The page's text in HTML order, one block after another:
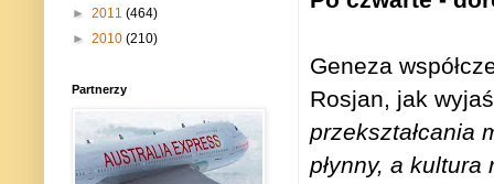
Geneza
Rosjan, jak
przekształcania
płynny, a
► 2011 (464)
► 2010 (210)
Partnerzy